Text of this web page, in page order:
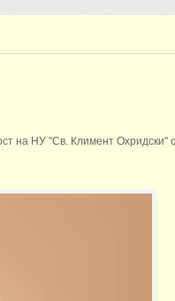
на НУ "Св. Климент Охридски"